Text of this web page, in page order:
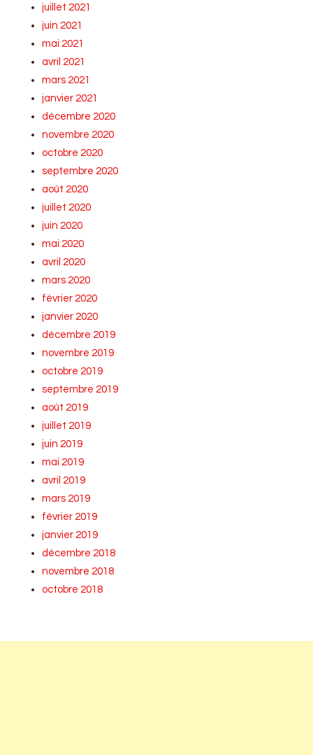
juillet 2021
juin 2021
mai 2021
avril 2021
mars 2021
janvier 2021
décembre 2020
novembre 2020
octobre 2020
septembre 2020
août 2020
juillet 2020
juin 2020
mai 2020
avril 2020
mars 2020
février 2020
janvier 2020
décembre 2019
novembre 2019
octobre 2019
septembre 2019
août 2019
juillet 2019
juin 2019
mai 2019
avril 2019
mars 2019
février 2019
janvier 2019
décembre 2018
novembre 2018
octobre 2018